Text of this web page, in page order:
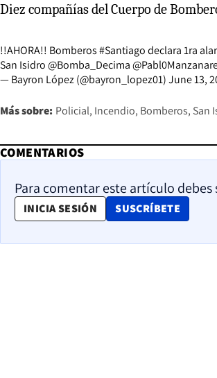
Diez compañías del Cuerpo de
!!AHORA!! Bomberos#Santiagodeclara 1ra
San Isidro@Bomba_Decima
— Bayron López (@bayron_lopez01)June 13,
Más sobre: Policial Incendio Bomberos San
COMENTARIOS
Para comentar este artículo debes
INICIA SESIÓN SUSCRÍBETE
OPENS IN NEW